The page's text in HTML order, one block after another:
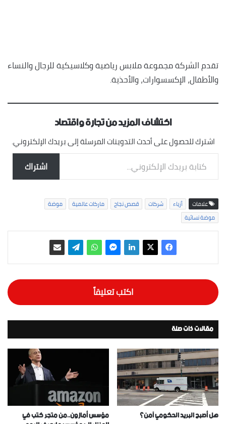
تقدم الشركة مجموعة ملابس رياضية وكلاسيكية للرجال والنساء
والأطفال، الإكسسوارات، والأحذية.
اكتشاف المزيد من تجارة واقتصاد
اشترك للحصول على أحدث التدوينات المرسلة إلى بريدك الإلكتروني.
كتابة بريدك الإلكتروني...
اشتراك
علامات أزياء شركات قصص نجاح ماركات عالمية
موضة
موضة نسائية
اكتب تعليقاً
مقالات ذات صلة
هل أصبح البريد الحكومي آمن؟ مؤسس أمازون..من متجر كتب في